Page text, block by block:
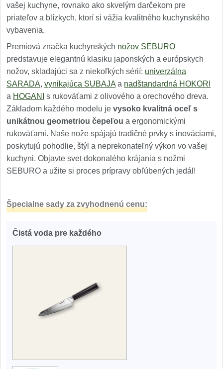
vašej kuchyne, rovnako ako skvelým darčekom pre
priateľov a blízkych, ktorí si vážia kvalitného kuchynského
vybavenia.
Premiová značka kuchynských nožov SEBURO
predstavuje elegantnú klasiku japonských a európskych
nožov, skladajúci sa z niekoľkých sérií: univerzálna
SARADA, vynikajúca SUBAJA a nadštandardná HOKORI
a HOGANI
s rukoväťami z olivového a orechového dreva.
Základom každého modelu je vysoko kvalitná oceľ s
unikátnou geometriou čepeľou a ergonomickými
rukoväťami. Naše nože spájajú tradičné prvky s inováciami,
poskytujú pohodlie, štýl a neprekonateľný výkon vo vašej
kuchyni. Objavte svet dokonalého krájania s nožmi
SEBURO a užite si proces prípravy obľúbených jedál!
Špecialne sady za zvyhodnenú cenu:
Čistá voda pre každého